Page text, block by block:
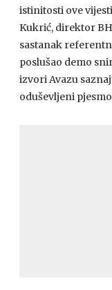
istinitosti ove
Kukrić, direktor
sastanak
poslušao demo
izvori Avazu
oduševljeni